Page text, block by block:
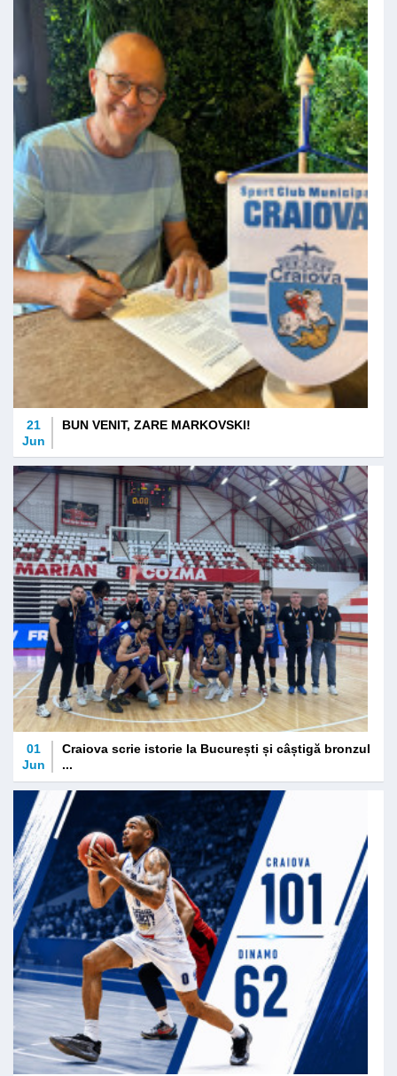
21
Jun
BUN VENIT, ZARE MARKOVSKI!
01
Jun
Craiova scrie istorie la București și câștigă bronzul
...